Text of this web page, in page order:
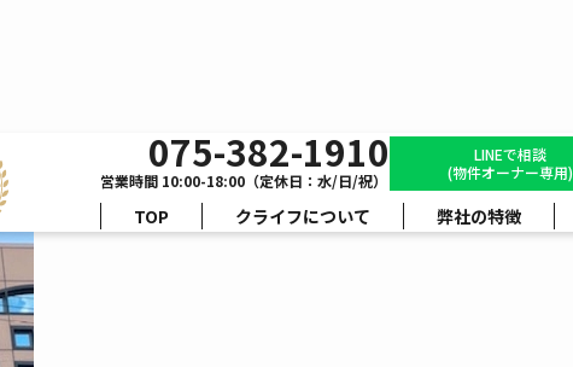
075-382-1910
営業時間 10:00-18:00（定休日：水/日/祝）
LINEで相談
(物件オーナー専用)
TOP クライフについて 弊社の特徴
ラス京都御所西